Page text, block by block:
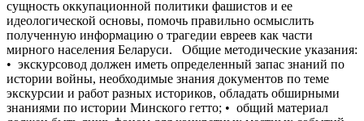
сущность оккупационной политики фашистов и ее
идеологической основы, помочь правильно осмыслить
полученную информацию о трагедии евреев как части
мирного населения Беларуси. Общие методические указания:
• экскурсовод должен иметь определенный запас знаний по
истории войны, необходимые знания документов по теме
экскурсии и работ разных историков, обладать обширными
знаниями по истории Минского гетто; • общий материал